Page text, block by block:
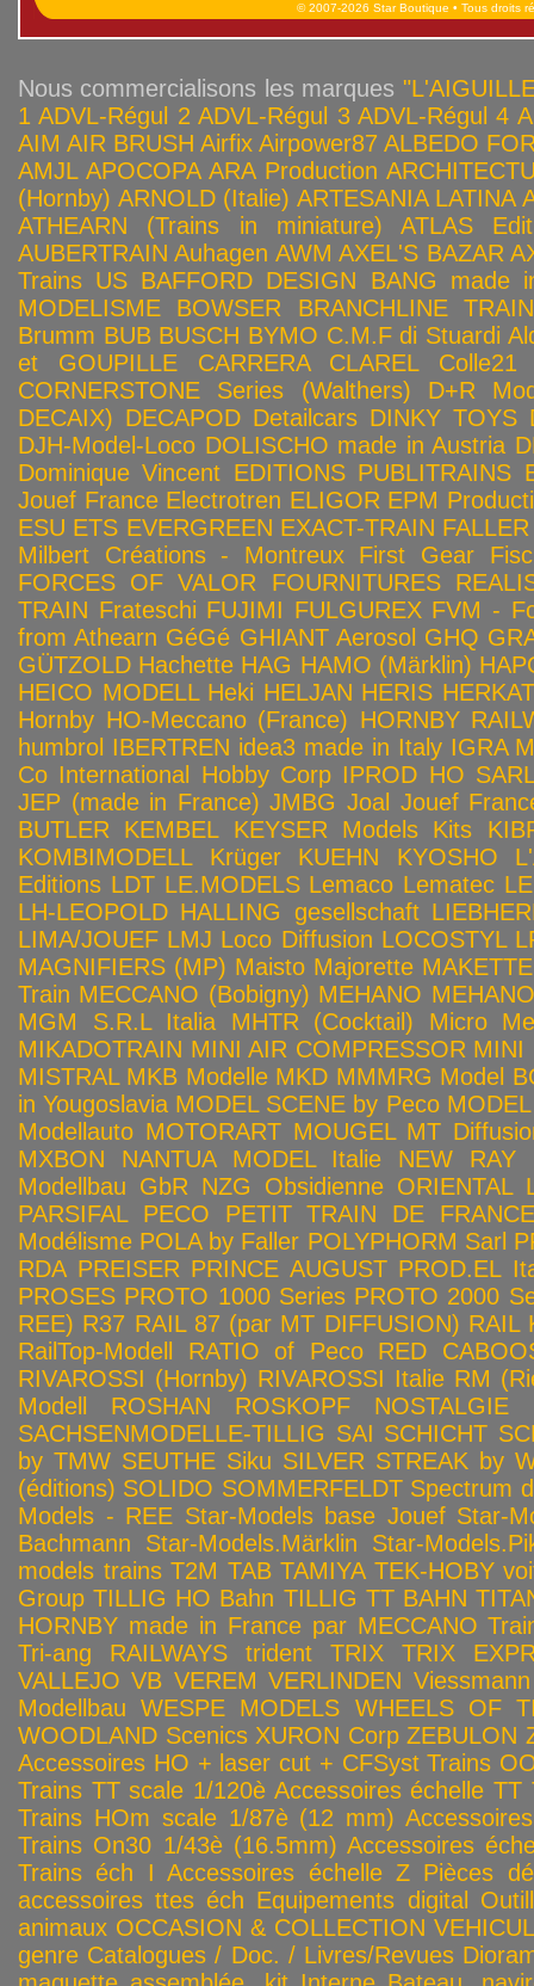
© 2007-2026 Star Boutique • Tous droits
Nous commercialisons les marques
1 ADVL-Régul 2 ADVL-Régul 3 ADVL-Régul 4
AIM AIR BRUSH Airfix Airpower87 ALBEDO
AMJL APOCOPA ARA Production
(Hornby) ARNOLD (Italie) ARTESANIA LATINA
ATHEARN (Trains in miniature)
ATLAS
AUBERTRAIN Auhagen AWM AXEL'S BAZAR
Trains US BAFFORD DESIGN
BANG made
MODELISME
BOWSER
BRANCHLINE
Brumm BUB BUSCH BYMO C.M.F di Stuardi
et GOUPILLE
CARRERA CLAREL
Colle21
CORNERSTONE Series (Walthers)
D+R
DECAIX) DECAPOD Detailcars DINKY TOYS
DJH-Model-Loco DOLISCHO made in Austria
Dominique Vincent EDITIONS PUBLITRAINS
Jouef France Electrotren ELIGOR EPM
ESU ETS EVERGREEN EXACT-TRAIN FALLER
Milbert Créations - Montreux First Gear
FORCES OF VALOR
FOURNITURES
TRAIN Frateschi FUJIMI FULGUREX FVM -
from Athearn GéGé GHIANT Aerosol GHQ
GÜTZOLD Hachette HAG HAMO (Märklin)
HEICO MODELL Heki HELJAN HERIS HERKAT
Hornby HO-Meccano (France) HORNBY
humbrol IBERTREN idea3 made in Italy IGRA
Co International Hobby Corp IPROD HO
JEP (made in France) JMBG Joal Jouef
BUTLER
KEMBEL KEYSER Models Kits
KOMBIMODELL
Krüger KUEHN KYOSHO
Editions LDT LE.MODELS Lemaco Lematec
LH-LEOPOLD HALLING gesellschaft
LIMA/JOUEF LMJ Loco Diffusion LOCOSTYL
MAGNIFIERS (MP) Maisto Majorette MAKETTE
Train MECCANO (Bobigny) MEHANO
MGM S.R.L Italia
MHTR (Cocktail)
Micro
MIKADOTRAIN MINI AIR COMPRESSOR MINI
MISTRAL MKB Modelle MKD MMMRG Model
in Yougoslavia MODEL SCENE by Peco
Modellauto MOTORART MOUGEL MT
MXBON
NANTUA MODEL Italie NEW RAY
Modellbau GbR NZG Obsidienne ORIENTAL
PARSIFAL
PECO
PETIT TRAIN DE FRANCE
Modélisme POLA by Faller POLYPHORM Sarl
RDA PREISER PRINCE AUGUST PROD.EL
PROSES PROTO 1000 Series PROTO 2000
REE) R37 RAIL 87 (par MT DIFFUSION) RAIL
RailTop-Modell
RATIO of Peco
RED
RIVAROSSI (Hornby) RIVAROSSI Italie RM
Modell
ROSHAN ROSKOPF NOSTALGIE
SACHSENMODELLE-TILLIG SAI SCHICHT
by TMW SEUTHE Siku SILVER STREAK by
(éditions) SOLIDO SOMMERFELDT Spectrum
Models - REE Star-Models base Jouef Star-
Bachmann
Star-Models.Märklin
Star-
models trains T2M TAB TAMIYA TEK-HOBY
Group TILLIG HO Bahn TILLIG TT BAHN
HORNBY made in France par MECCANO
Tri-ang RAILWAYS
trident TRIX
TRIX
VALLEJO VB VEREM VERLINDEN Viessmann
Modellbau WESPE MODELS WHEELS OF
WOODLAND Scenics XURON Corp ZEBULON
Accessoires HO + laser cut + CFSyst Trains
Trains TT scale 1/120è Accessoires échelle TT
Trains HOm scale 1/87è (12 mm)
Trains On30 1/43è (16.5mm) Accessoires
Trains éch I Accessoires échelle Z Pièces
accessoires ttes éch Equipements digital
animaux OCCASION & COLLECTION
genre Catalogues / Doc. / Livres/Revues